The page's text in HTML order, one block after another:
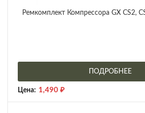
Ремкомплект Компрессора GX CS2,
ПОДРОБНЕЕ
Цена: 1,490 ₽